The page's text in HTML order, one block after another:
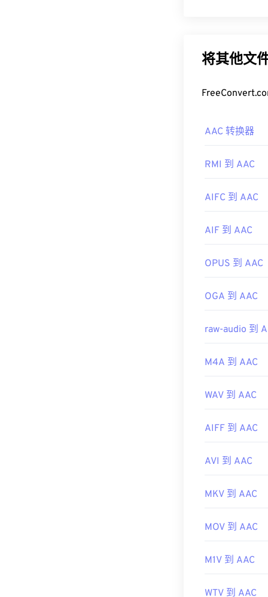
式。ISO/IEC
时提供与未压
如何打开
文件。不过，
此外，由于
开，例如
开发者： ISO/
有用的链接：
将其他文
AAC 转换器
RMI 到 AAC
AIFC 到 AAC
AIF 到 AAC
OPUS 到 AAC
OGA 到 AAC
raw-audio 到
M4A 到 AAC
WAV 到 AAC
AIFF 到 AAC
AVI 到 AAC
MKV 到 AAC
MOV 到 AAC
M1V 到 AAC
WTV 到 AAC